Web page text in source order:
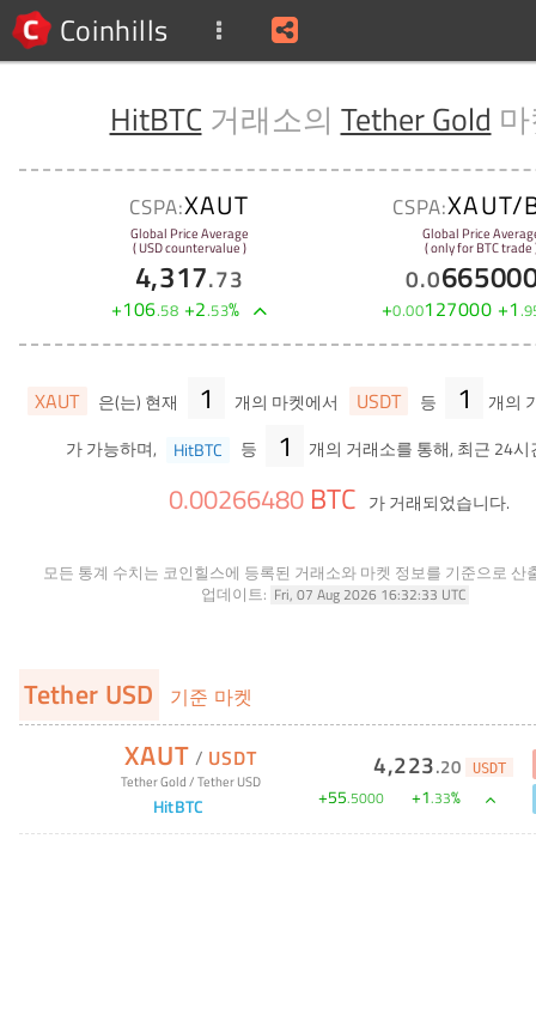
Coinhills
HitBTC 거래소의 Tether Gold
CSPA:XAUT
Global Price Average
( USD countervalue )
4,317.73
+106.58 +2.53%
CSPA:XAUT/
Global Price
( only for BTC trade
0.0
+0.00127000 +1.
XAUT 은(는) 현재 1 개의 마켓에서 USDT 등 1
개의
가 가능하며,
HitBTC 등 1 개의 거래소를 통해, 최근 24
0.00266480 BTC 가 거래되었습니다.
모든 통계 수치는 코인힐스에 등록된 거래소와 마켓 정보를 기준으로 산
업데이트: Fri, 07 Aug 2026 16:32:33 UTC
Tether USD 기준 마켓
XAUT / USDT
Tether Gold/Tether USD
HitBTC
4,223.20 USDT
+55.5000 +1.33%